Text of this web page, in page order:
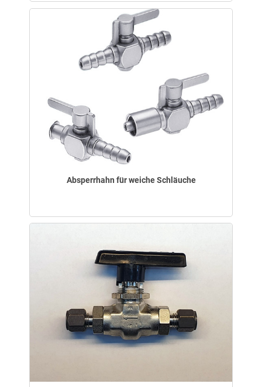
Absperrhahn für weiche Schläuche